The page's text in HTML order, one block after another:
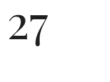
27